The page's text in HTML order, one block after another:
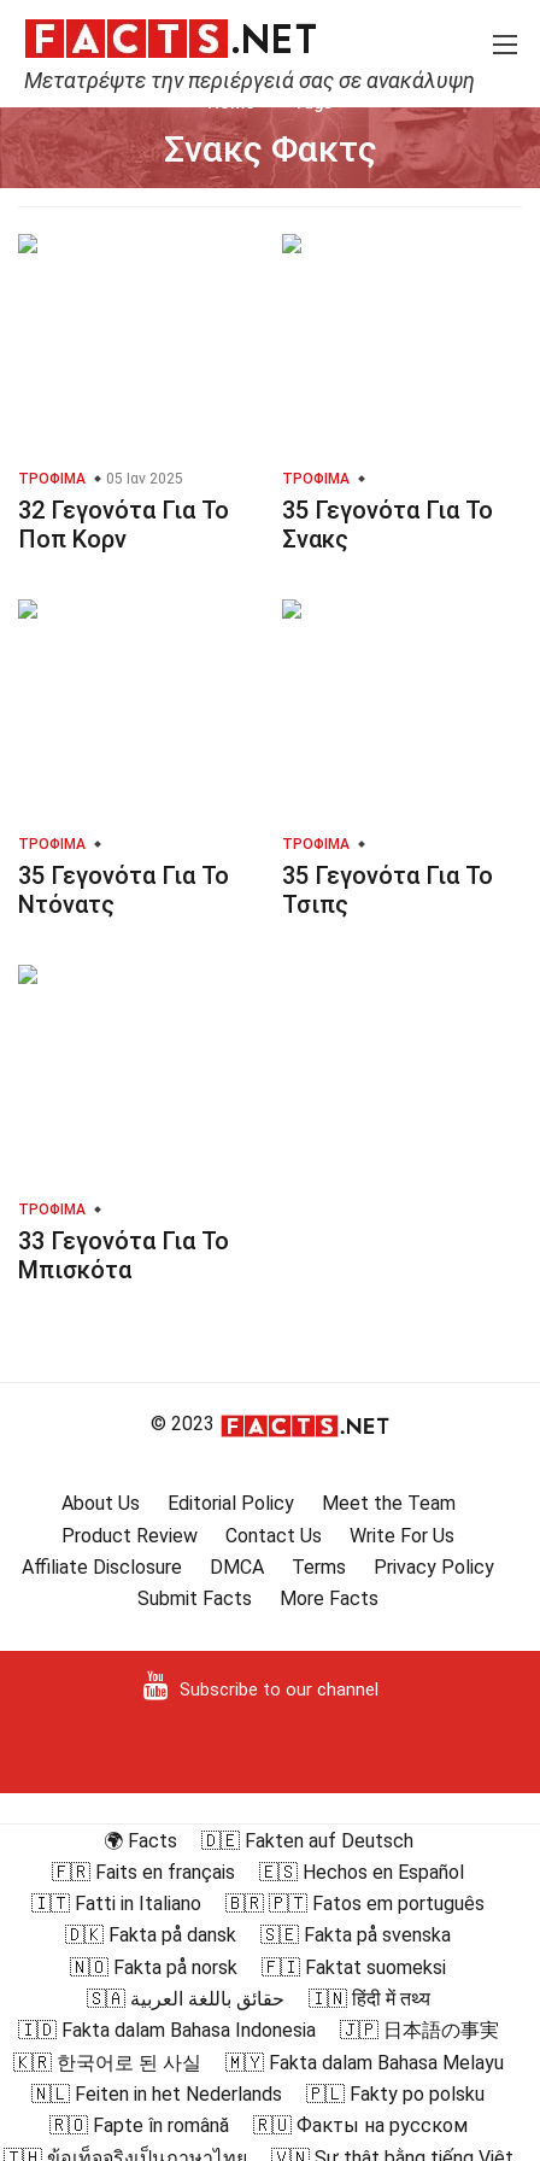
Μετατρέψτε την περιέργειά σας σε ανακάλυψη
Σνακς Φακτς
ΤΡΌΦΙΜΑ 05 Ιαν 2025
32 Γεγονότα Για Το
Ποπ Κορν
ΤΡΌΦΙΜΑ
35 Γεγονότα Για Το
Σνακς
ΤΡΌΦΙΜΑ
35 Γεγονότα Για Το
Ντόνατς
ΤΡΌΦΙΜΑ
35 Γεγονότα Για Το
Τσιπς
ΤΡΌΦΙΜΑ
33 Γεγονότα Για Το
Μπισκότα
© 2023
About Us Editorial Policy
Meet the Team
Product Review
Contact Us
Write For Us
Affiliate Disclosure
DMCA Terms
Privacy Policy
Submit Facts
More Facts
Subscribe to our channel
🌍 Facts
🇩🇪 Fakten auf Deutsch
🇫🇷 Faits en français
🇪🇸 Hechos en Español
🇮🇹 Fatti in Italiano
🇧🇷 🇵🇹 Fatos em português
🇩🇰 Fakta på dansk
🇸🇪 Fakta på svenska
🇳🇴 Fakta på norsk
🇫🇮 Faktat suomeksi
🇸🇦 حقائق باللغة العربية
🇮🇳 हिंदी में तथ्य
🇮🇩 Fakta dalam Bahasa Indonesia
🇯🇵 日本語の事実
🇰🇷 한국어로 된 사실
🇲🇾 Fakta dalam Bahasa Melayu
🇳🇱 Feiten in het Nederlands
🇵🇱 Fakty po polsku
🇷🇴 Fapte în română
🇷🇺 Факты на русском